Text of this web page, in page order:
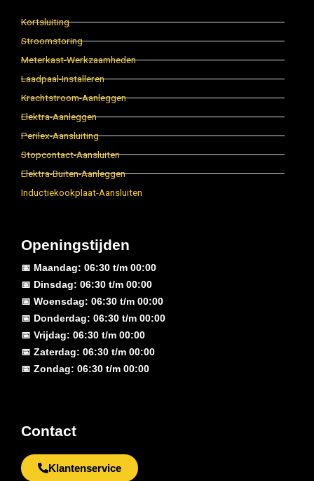
Kortsluiting
Stroomstoring
Meterkast-Werkzaamheden
Laadpaal-Installeren
Krachtstroom-Aanleggen
Elektra-Aanleggen
Perilex-Aansluiting
Stopcontact-Aansluiten
Elektra-Buiten-Aanleggen
Inductiekookplaat-Aansluiten
Openingstijden
📅 Maandag: 06:30 t/m 00:00
📅 Dinsdag: 06:30 t/m 00:00
📅 Woensdag: 06:30 t/m 00:00
📅 Donderdag: 06:30 t/m 00:00
📅 Vrijdag: 06:30 t/m 00:00
📅 Zaterdag: 06:30 t/m 00:00
📅 Zondag: 06:30 t/m 00:00
Contact
Klantenservice